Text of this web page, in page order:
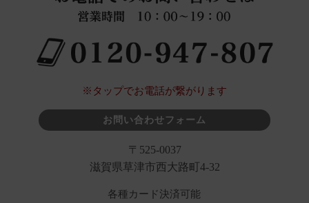
※タップでお電話が繋がります
お問い合わせフォーム
〒525-0037
滋賀県草津市西大路町4-32
各種カード決済可能